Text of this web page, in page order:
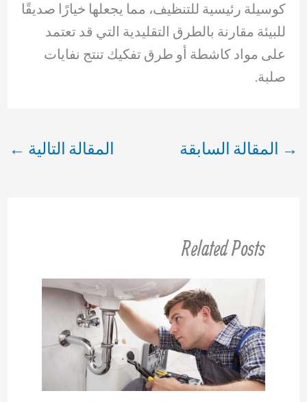
كوسيلة رئيسية للتنظيف، مما يجعلها خيارًا صديقًا
للبيئة مقارنة بالطرق التقليدية التي قد تعتمد
على مواد كاشطة أو طرق تفكيك تنتج نفايات
صلبة.
→ المقالة السابقة المقالة التالية ←
Related Posts